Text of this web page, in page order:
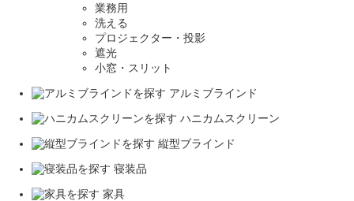
業務用
洗える
プロジェクター・投影
遮光
小窓・スリット
アルミブラインド
ハニカムスクリーン
縦型ブラインド
寝装品
家具